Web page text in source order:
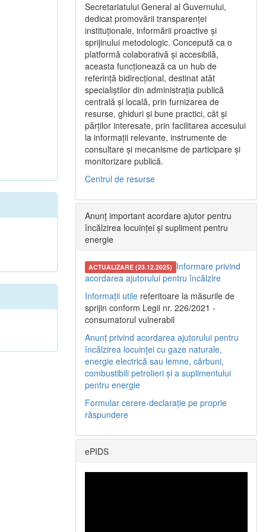
Secretariatului General al Guvernului,
dedicat promovării transparenței
instituționale, informării proactive și
sprijinului metodologic. Concepută ca o
platformă colaborativă și accesibilă,
aceasta funcționează ca un hub de
referință bidirecțional, destinat atât
specialiștilor din administrația publică
centrală și locală, prin furnizarea de
resurse, ghiduri și bune practici, cât și
părților interesate, prin facilitarea accesului
la informații relevante, instrumente de
consultare și mecanisme de participare și
monitorizare publică.
Centrul de resurse
Anunț important acordare ajutor pentru
încălzirea locuinței și supliment pentru
energie
ACTUALIZARE (23.12.2025) Informare privind
acordarea ajutorului pentru încălzire
Informații utile referitoare la măsurile de
sprijin conform Legii nr. 226/2021 -
consumatorul vulnerabil
Anunț privind acordarea ajutorului pentru
încălzirea locuinței cu gaze naturale,
energie electrică sau lemne, cărbuni,
combustibili petrolieri și a suplimentului
pentru energie
Formular cerere-declarație pe proprie
răspundere
ePIDS